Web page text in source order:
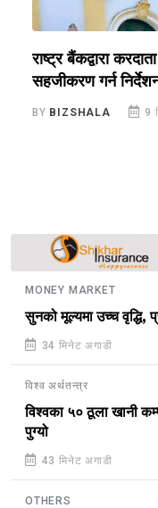
राष्ट्र बैंकद्वारा
सहजीकरण गर्न
BY BIZSHALA 9
MONEY MARKET
सुनको मूल्यमा उच्च वृद्धि,
34 मिनेट अगाडी
विश्व अर्थतन्त्र
विश्वका ५० ठूला खानी
पुग्यो
43 मिनेट अगाडी
OTHERS